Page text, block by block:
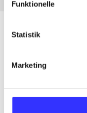
Funktionelle
Statistik
Marketing
Artikler